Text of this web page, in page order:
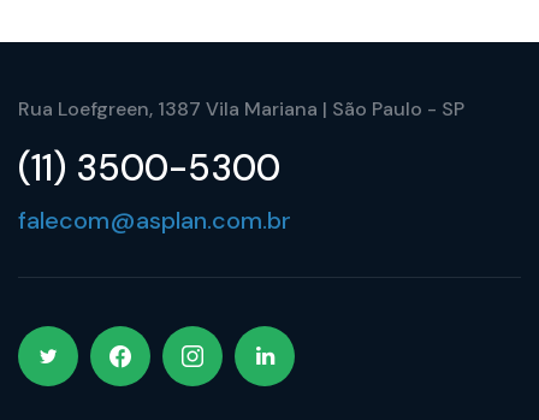
Rua Loefgreen, 1387 Vila Mariana | São Paulo - SP
(11) 3500-5300
falecom@asplan.com.br